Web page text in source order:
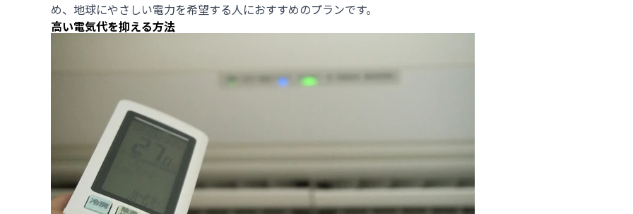
め、地球にやさしい電力を希望する人におすすめのプランです。
高い電気代を抑える方法